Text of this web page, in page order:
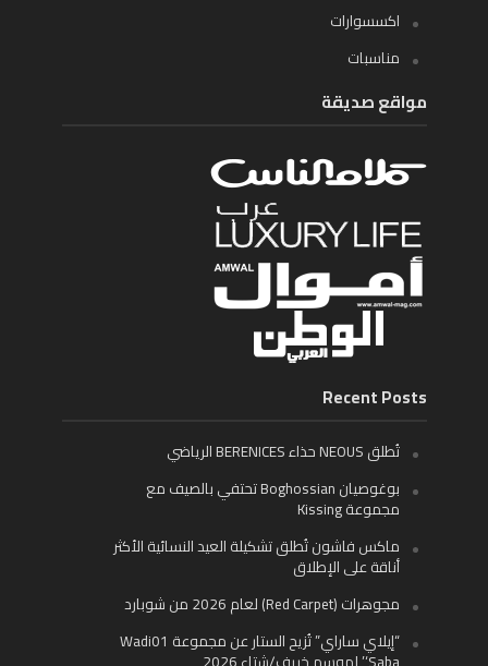
اكسسوارات
مناسبات
مواقع صديقة
Recent Posts
تُطلق NEOUS حذاء BERENICES الرياضي
بوغوصيان Boghossian تحتفي بالصيف مع
مجموعة Kissing
ماكس فاشون تُطلق تشكيلة العيد النسائية الأكثر
أناقة على الإطلاق
مجوهرات (Red Carpet) لعام 2026 من شوبارد
“إيلاي ساراي” تُزيح الستار عن مجموعة Wadi01